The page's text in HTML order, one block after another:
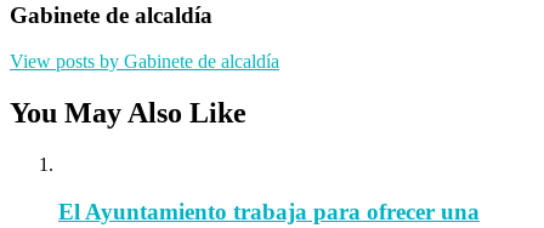
Gabinete de alcaldía
View posts by Gabinete de alcaldía
You May Also Like
El Ayuntamiento trabaja para ofrecer una